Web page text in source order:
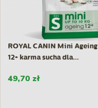
ROYAL CANIN Mini Ageing
12+ karma sucha dla...
49,70 zł